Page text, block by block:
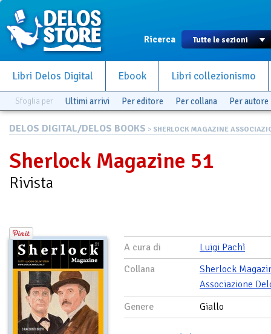
Ricerca
Libri Delos Digital Ebook Libri collezionismo
Sfoglia per Ultimi arrivi Per editore Per collana Per autore
DELOS DIGITAL/DELOS BOOKS > SHERLOCK MAGAZINE
Sherlock Magazine 51
Rivista
A cura di
Luigi Pachì
Collana
Sherlock
Associazione
Genere
Giallo